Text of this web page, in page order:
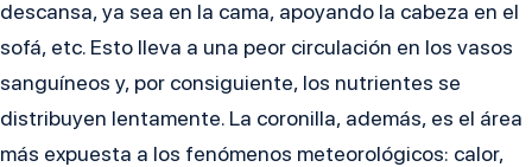
descansa, ya sea en la cama, apoyando la cabeza en el
sofá, etc. Esto lleva a una peor circulación en los vasos
sanguíneos y, por consiguiente, los nutrientes se
distribuyen lentamente. La coronilla, además, es el área
más expuesta a los fenómenos meteorológicos: calor,